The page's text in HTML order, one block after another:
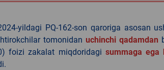
yildagi PQ-162-son qaroriga asosan
tomonidan uchinchi qadamdan
foizi zakalat miqdoridagi summaga ega